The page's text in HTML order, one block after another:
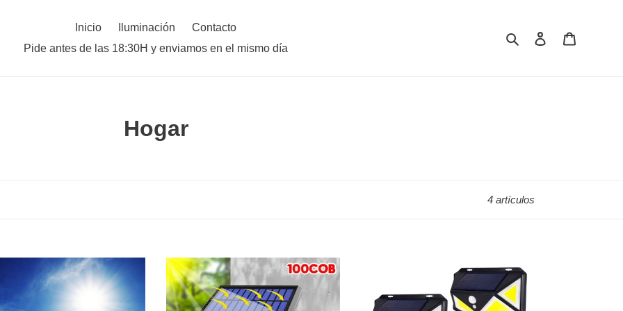
Inicio Iluminación
Contacto
Pide antes de las 18:30H y enviamos en el mismo día
Buscar Ingresar
C
c
i
Hogar
4 artículos
Foco
Solar
LED